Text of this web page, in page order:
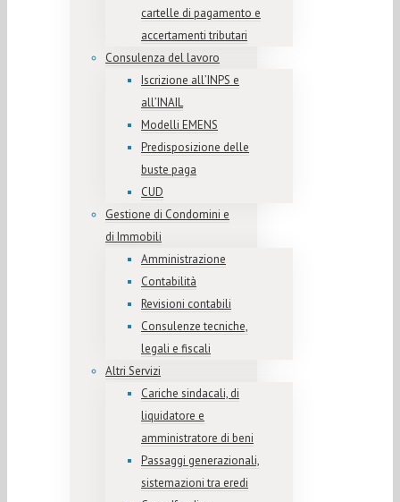
cartelle di pagamento e
accertamenti tributari
Consulenza del lavoro
Iscrizione all’INPS e
all’INAIL
Modelli EMENS
Predisposizione delle
buste paga
CUD
Gestione di Condomini e
di Immobili
Amministrazione
Contabilità
Revisioni contabili
Consulenze tecniche,
legali e fiscali
Altri Servizi
Cariche sindacali, di
liquidatore e
amministratore di beni
Passaggi generazionali,
sistemazioni tra eredi